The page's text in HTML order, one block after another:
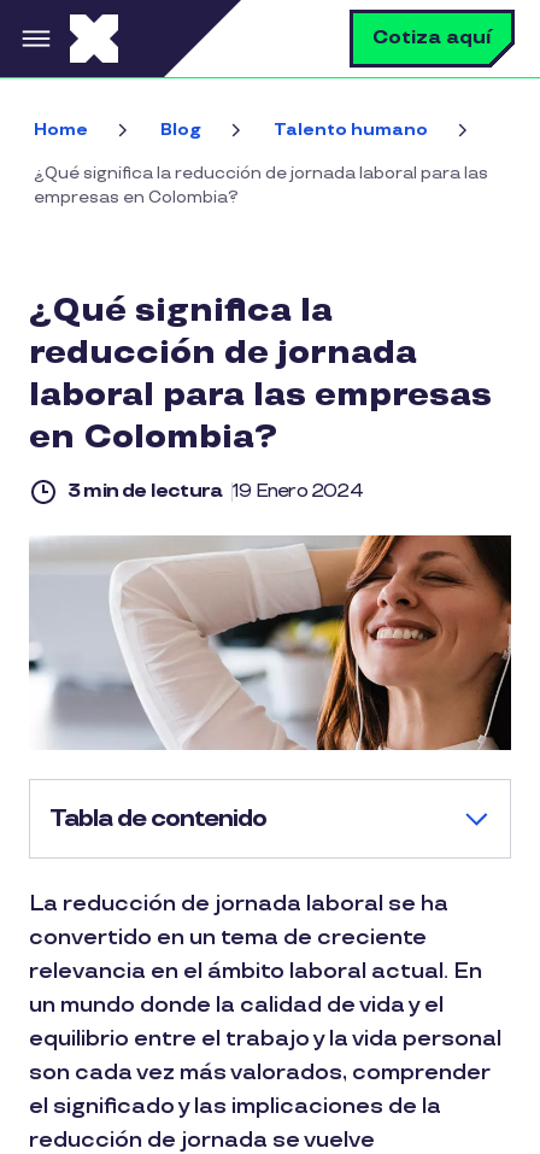
Pasar al contenido principal Cotiza aquí
Home Blog Talento humano
¿Qué significa la reducción de jornada laboral para las
empresas en Colombia?
¿Qué significa la
reducción de jornada
laboral para las empresas
en Colombia?
3 min de lectura 19 Enero 2024
Tabla de contenido
La reducción de jornada laboral se ha
convertido en un tema de creciente
relevancia en el ámbito laboral actual. En
un mundo donde la calidad de vida y el
equilibrio entre el trabajo y la vida personal
son cada vez más valorados, comprender
el significado y las implicaciones de la
reducción de jornada se vuelve